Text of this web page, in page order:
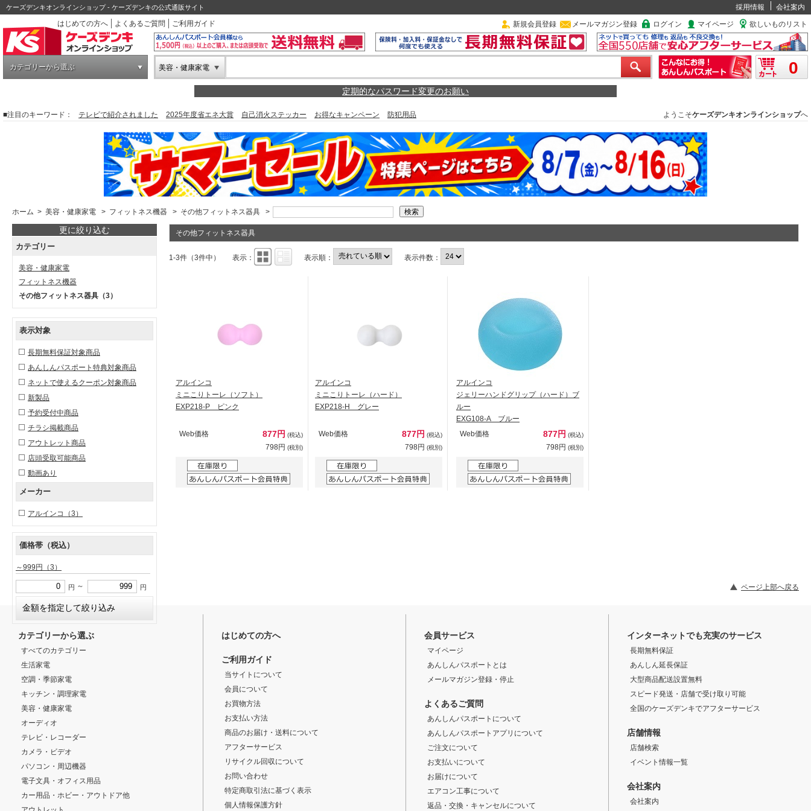
ケーズデンキオンラインショップ - ケーズデンキの公式通販サイト 採用情報
会社案内
はじめての方へ
よくあるご質問 ご利用ガイド 新規会員登録 メールマガジン登録 ログイン マイページ 欲しいものリスト
カテゴリーから選ぶ 美容・健康家電 0
定期的なパスワード変更のお願い
■注目のキーワード： テレビで紹介されました 2025年度省エネ大賞 自己消火ステッカー お得なキャンペーン 防犯用品 ようこそケーズデンキオンラインショップへ
ホーム > 美容・健康家電 > フィットネス機器 > その他フィットネス器具 >
更に絞り込む
カテゴリー
美容・健康家電
フィットネス機器
その他フィットネス器具 （3）
表示対象
長期無料保証対象商品
あんしんパスポート特典対象商品
ネットで使えるクーポン対象商品
新製品
予約受付中商品
チラシ掲載商品
アウトレット商品
店頭受取可能商品
動画あり
メーカー
アルインコ （3）
価格帯（税込）
～999円 （3）
円 ～ 円
その他フィットネス器具
1-3件（3件中） 表示： 表示順： 表示件数：
アルインコ
ミニこりトーレ（ソフト）
EXP218-P ピンク
Web価格 877円 (税込)
798円 (税別)
アルインコ
ミニこりトーレ（ハード）
EXP218-H グレー
Web価格 877円 (税込)
798円 (税別)
アルインコ
ジェリーハンドグリップ（ハード）ブ
ルー
EXG108-A ブルー
Web価格
877円 (税込)
798円 (税別)
ページ上部へ戻る
カテゴリーから選ぶ
すべてのカテゴリー
生活家電
空調・季節家電
キッチン・調理家電
美容・健康家電
オーディオ
テレビ・レコーダー
カメラ・ビデオ
パソコン・周辺機器
電子文具・オフィス用品
カー用品・ホビー・アウトドア他
はじめての方へ
ご利用ガイド
当サイトについて
会員について
お買物方法
お支払い方法
商品のお届け・送料について
アフターサービス
リサイクル回収について
お問い合わせ
特定商取引法に基づく表示
個人情報保護方針
会員サービス
マイページ
あんしんパスポートとは
メールマガジン登録・停止
よくあるご質問
あんしんパスポートについて
あんしんパスポートアプリについて
ご注文について
お支払いについて
お届けについて
エアコン工事について
返品・交換・キャンセルについて
インターネットでも充実のサービス
長期無料保証
あんしん延長保証
大型商品配送設置無料
スピード発送・店舗で受け取り可能
全国のケーズデンキでアフターサービス
店舗情報
店舗検索
イベント情報一覧
会社案内
会社案内